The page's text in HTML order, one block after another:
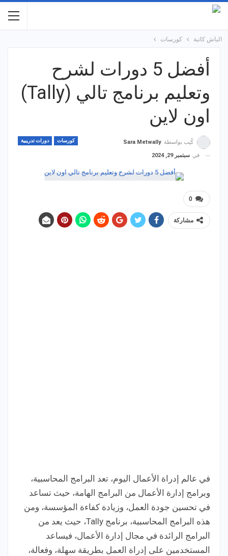
الباش كاتبة كورسات
أفضل 5 دورات لشرح
وتعليم برنامج تالي (Tally)
اون لاين
كورسات دورات تدريبية كُتِب بواسطة Sara Metwally
في سبتمبر 29, 2024
0
مشاركة
في عالم إدراة الأعمال اليوم، تعد البرامج المحاسبية،
وبرامج إدارة الأعمال من البرامج الهامة، حيث تساعد
في تحسين جودة العمل، وزيادة كفاءة المؤسسة، ومن
هذه البرامج المحاسبية، برنامج Tally، حيث يعد من
البرامج الرائدة في مجال إدارة الأعمال، فيساعد
المستخدمين على إدراة العمل بطريقة سهلة، وفعالة،